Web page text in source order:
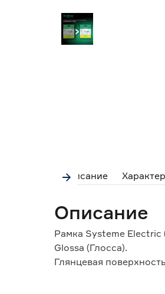
Описание
Описание
Рамка Systeme
Glossa (Глосса).
Глянцевая